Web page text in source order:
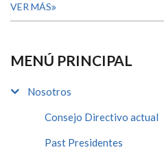
VER MÁS
MENÚ PRINCIPAL
Nosotros
Consejo Directivo actual
Past Presidentes